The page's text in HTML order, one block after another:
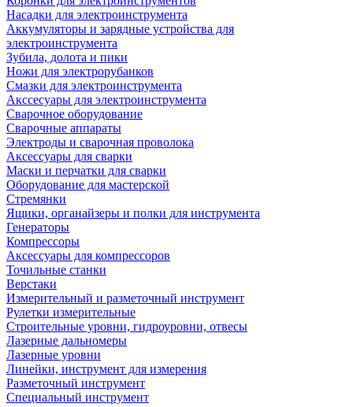
Насадки для электроинструмента
Аккумуляторы и зарядные устройства для
электроинструмента
Зубила, долота и пики
Ножи для электрорубанков
Смазки для электроинструмента
Акссесуары для электроинструмента
Сварочное оборудование
Сварочные аппараты
Электроды и сварочная проволока
Аксессуары для сварки
Маски и перчатки для сварки
Оборудование для мастерской
Стремянки
Ящики, органайзеры и полки для инструмента
Генераторы
Компрессоры
Аксессуары для компрессоров
Точильные станки
Верстаки
Измерительный и разметочный инструмент
Рулетки измерительные
Строительные уровни, гидроуровни, отвесы
Лазерные дальномеры
Лазерные уровни
Линейки, инструмент для измерения
Разметочный инструмент
Специальный инструмент